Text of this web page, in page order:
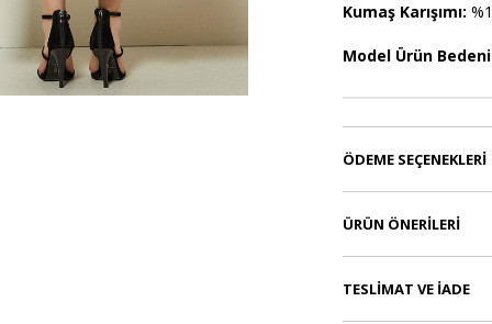
Kumaş Karışımı:
Model Ürün
ÖDEME SEÇENEKLERI
ÜRÜN ÖNERILERI
TESLIMAT VE İADE